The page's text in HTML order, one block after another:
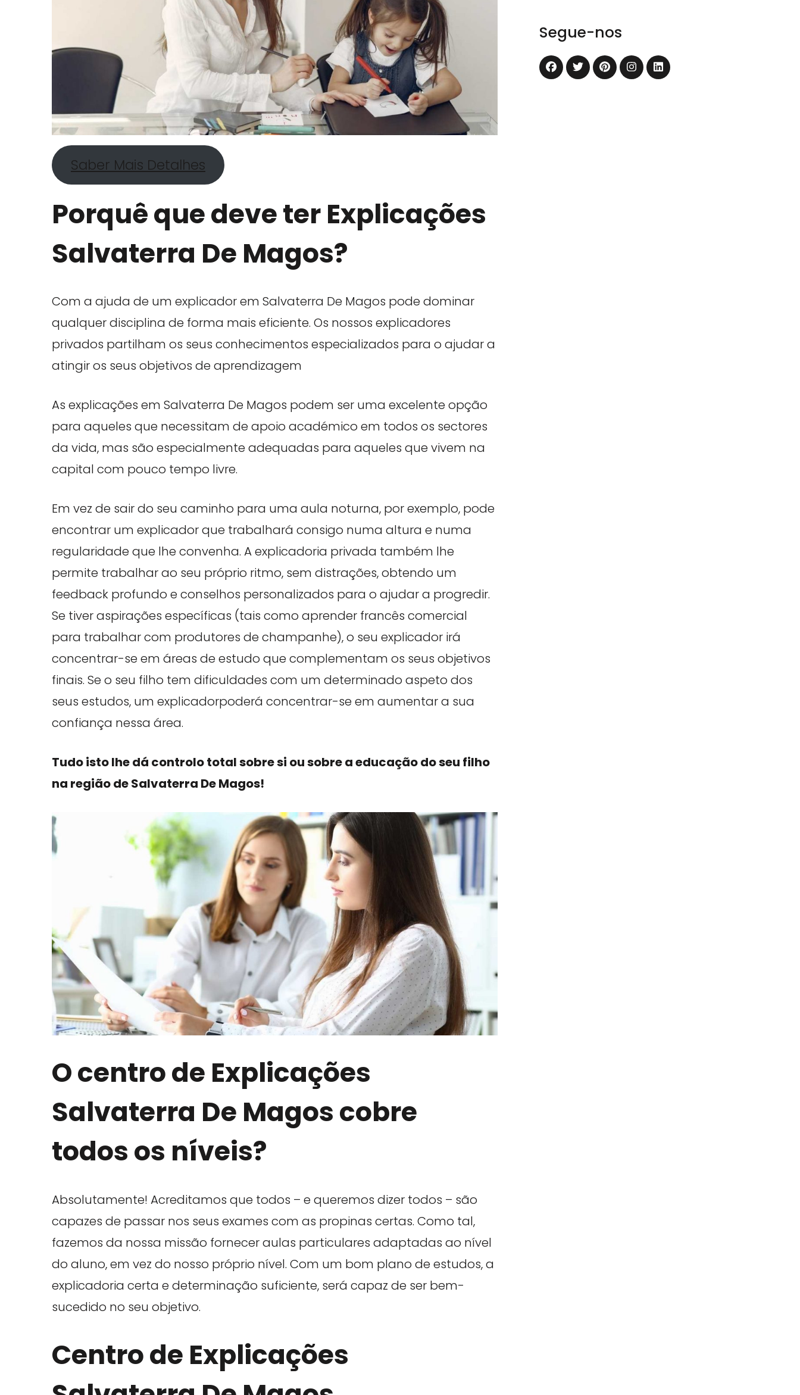
Saber Mais Detalhes
Porquê que deve ter Explicações
Salvaterra De Magos?
Com a ajuda de um explicador em Salvaterra De Magos pode dominar
qualquer disciplina de forma mais eficiente. Os nossos explicadores
privados partilham os seus conhecimentos especializados para o ajudar a
atingir os seus objetivos de aprendizagem
As explicações em Salvaterra De Magos podem ser uma excelente opção
para aqueles que necessitam de apoio académico em todos os sectores
da vida, mas são especialmente adequadas para aqueles que vivem na
capital com pouco tempo livre.
Em vez de sair do seu caminho para uma aula noturna, por exemplo, pode
encontrar um explicador que trabalhará consigo numa altura e numa
regularidade que lhe convenha. A explicadoria privada também lhe
permite trabalhar ao seu próprio ritmo, sem distrações, obtendo um
feedback profundo e conselhos personalizados para o ajudar a progredir.
Se tiver aspirações específicas (tais como aprender francês comercial
para trabalhar com produtores de champanhe), o seu explicador irá
concentrar-se em áreas de estudo que complementam os seus objetivos
finais. Se o seu filho tem dificuldades com um determinado aspeto dos
seus estudos, um explicadorpoderá concentrar-se em aumentar a sua
confiança nessa área.
Tudo isto lhe dá controlo total sobre si ou sobre a educação do seu filho
na região de Salvaterra De Magos!
O centro de Explicações
Salvaterra De Magos cobre
todos os níveis?
Absolutamente! Acreditamos que todos – e queremos dizer todos – são
capazes de passar nos seus exames com as propinas certas. Como tal,
fazemos da nossa missão fornecer aulas particulares adaptadas ao nível
do aluno, em vez do nosso próprio nível. Com um bom plano de estudos, a
explicadoria certa e determinação suficiente, será capaz de ser bem-
sucedido no seu objetivo.
Centro de Explicações
Segue-nos